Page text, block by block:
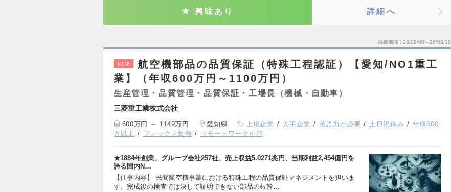
興味あり 詳細へ
掲載期間 26/08/05～26/08/18
NEW
航空機部品の品質保証（特殊工程認証）【愛知/NO1重工
業】（年収600万円～1100万円）
生産管理・品質管理・品質保証・工場長（機械・自動車）
三菱重工業株式会社
600万円 ～ 1149万円 愛知県 上場企業 大手企業 英語力が必要 土日祝休み
年収600
万以上
フレックス勤務 リモートワーク可能
★1884年創業、グループ会社257社、売上収益5.0271兆円、当期利益2,454億円を
誇る国内N…
【仕事内容】 民間航空機事業における特殊工程の品質保証マネジメントを担いま
す。完成後の検査では決して証明できない部品の根幹…